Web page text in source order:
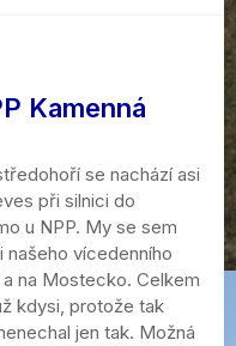
Kamenná
se nachází asi
při silnici do
u NPP. My se sem
vícedenního
na Mostecko. Celkem
kdysi, protože tak
jen tak. Možná